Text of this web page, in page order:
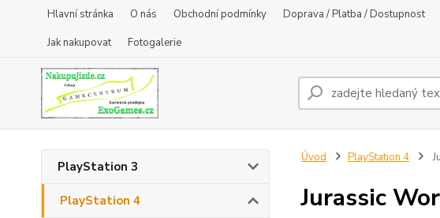
Hlavní stránka O nás Obchodní podmínky Doprava / Platba / Dostupnost
Jak nakupovat
Fotogalerie
PlayStation 3
PlayStation 4
Úvod PlayStation 4
Jurassic